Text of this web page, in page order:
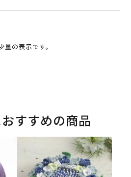
の表示です。
すすめの商品